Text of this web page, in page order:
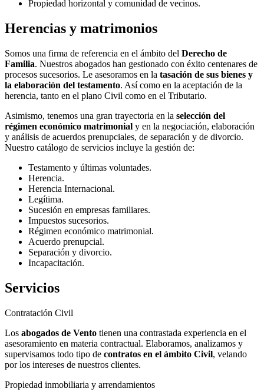
Propiedad horizontal y comunidad de vecinos.
Herencias y matrimonios
Somos una firma de referencia en el ámbito del Derecho de
Familia. Nuestros abogados han gestionado con éxito centenares de
procesos sucesorios. Le asesoramos en la tasación de sus bienes y
la elaboración del testamento. Así como en la aceptación de la
herencia, tanto en el plano Civil como en el Tributario.
Asimismo, tenemos una gran trayectoria en la selección del
régimen económico matrimonial y en la negociación, elaboración
y análisis de acuerdos prenupciales, de separación y de divorcio.
Nuestro catálogo de servicios incluye la gestión de:
Testamento y últimas voluntades.
Herencia.
Herencia Internacional.
Legítima.
Sucesión en empresas familiares.
Impuestos sucesorios.
Régimen económico matrimonial.
Acuerdo prenupcial.
Separación y divorcio.
Incapacitación.
Servicios
Contratación Civil
Los abogados de Vento tienen una contrastada experiencia en el
asesoramiento en materia contractual. Elaboramos, analizamos y
supervisamos todo tipo de contratos en el ámbito Civil, velando
por los intereses de nuestros clientes.
Propiedad inmobiliaria y arrendamientos